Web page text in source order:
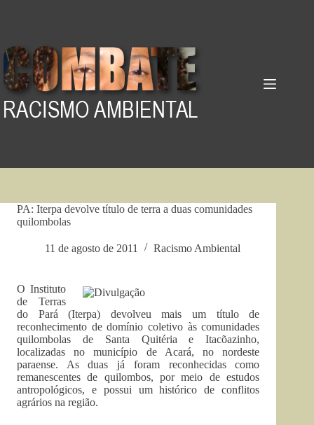
PA: Iterpa devolve título de terra a duas comunidades
quilombolas
11 de agosto de 2011 Racismo Ambiental
O Instituto
de Terras
do Pará (Iterpa) devolveu mais um título de
reconhecimento de domínio coletivo às comunidades
quilombolas de Santa Quitéria e Itacõazinho,
localizadas no município de Acará, no nordeste
paraense. As duas já foram reconhecidas como
remanescentes de quilombos, por meio de estudos
antropológicos, e possui um histórico de conflitos
agrários na região.